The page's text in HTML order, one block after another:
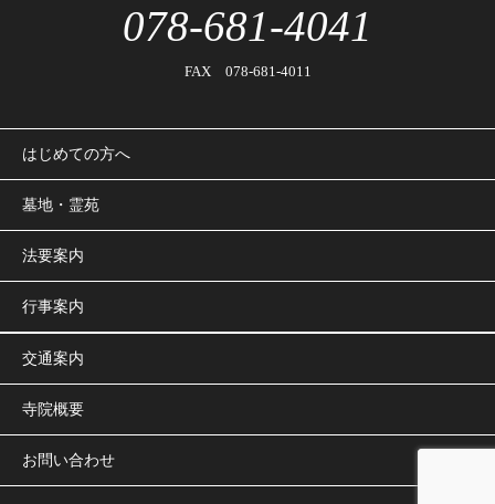
078-681-4041
FAX 078-681-4011
はじめての方へ
墓地・霊苑
法要案内
行事案内
交通案内
寺院概要
お問い合わせ